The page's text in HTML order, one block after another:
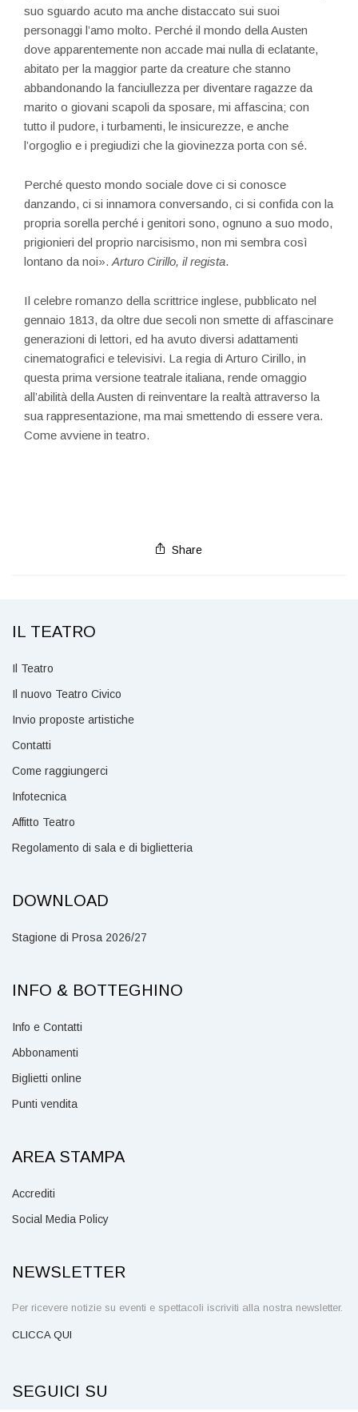
suo sguardo acuto ma anche distaccato sui suoi
personaggi l’amo molto. Perché il mondo della Austen
dove apparentemente non accade mai nulla di eclatante,
abitato per la maggior parte da creature che stanno
abbandonando la fanciullezza per diventare ragazze da
marito o giovani scapoli da sposare, mi affascina; con
tutto il pudore, i turbamenti, le insicurezze, e anche
l’orgoglio e i pregiudizi che la giovinezza porta con sé.
Perché questo mondo sociale dove ci si conosce
danzando, ci si innamora conversando, ci si confida con la
propria sorella perché i genitori sono, ognuno a suo modo,
prigionieri del proprio narcisismo, non mi sembra così
lontano da noi».Arturo Cirillo, il regista.
Il celebre romanzo della scrittrice inglese, pubblicato nel
gennaio 1813, da oltre due secoli non smette di affascinare
generazioni di lettori, ed ha avuto diversi adattamenti
cinematografici e televisivi. La regia di Arturo Cirillo, in
questa prima versione teatrale italiana, rende omaggio
all’abilità della Austen di reinventare la realtà attraverso la
sua rappresentazione, ma mai smettendo di essere vera.
Come avviene in teatro.
Share
IL TEATRO
Il Teatro
Il nuovo Teatro Civico
Invio proposte artistiche
Contatti
Come raggiungerci
Infotecnica
Affitto Teatro
Regolamento di sala e di biglietteria
DOWNLOAD
Stagione di Prosa 2026/27
INFO & BOTTEGHINO
Info e Contatti
Abbonamenti
Biglietti online
Punti vendita
AREA STAMPA
Accrediti
Social Media Policy
NEWSLETTER
Per ricevere notizie su eventi e spettacoli iscriviti alla nostra newsletter.
CLICCA QUI
SEGUICI SU